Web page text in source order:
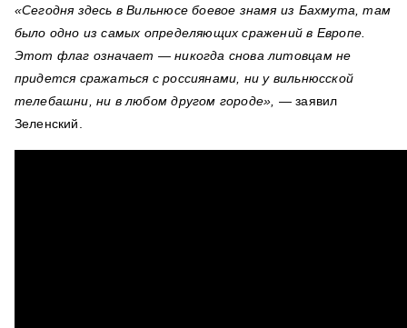
«Сегодня здесь в Вильнюсе боевое знамя из Бахмута, там
было одно из самых определяющих сражений в Европе.
Этот флаг означает — никогда снова литовцам не
придется сражаться с россиянами, ни у вильнюсской
телебашни, ни в любом другом городе», — заявил
Зеленский.